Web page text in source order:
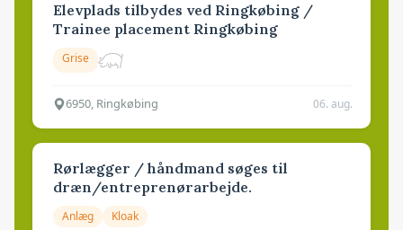
Elevplads tilbydes ved Ringkøbing /
Trainee placement Ringkøbing
Grise
6950, Ringkøbing 06. aug.
Rørlægger / håndmand søges til
dræn/entreprenørarbejde.
Anlæg Kloak